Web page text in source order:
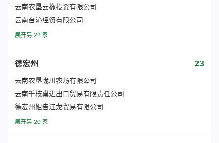
云南农垦云橡投资有限公司
云南台沁经贸有限公司
展开另 22 家
德宏州 23
云南农垦陇川农场有限公司
云南千枝巢进出口贸易有限责任公司
德宏州姐告江龙贸易有限公司
展开另 20 家